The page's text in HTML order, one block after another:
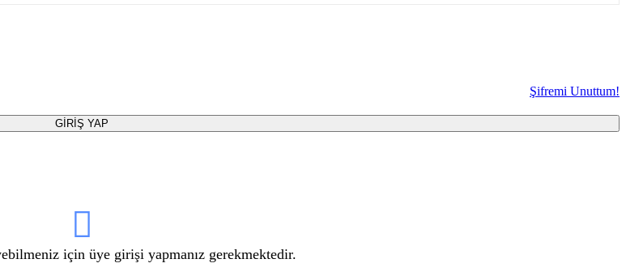
Şifremi Unuttum!
GİRİŞ YAP
için üye girişi yapmanız gerekmektedir.